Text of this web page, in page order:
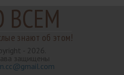
ВСЕМ
знают об этом!
- 2026.
защищены